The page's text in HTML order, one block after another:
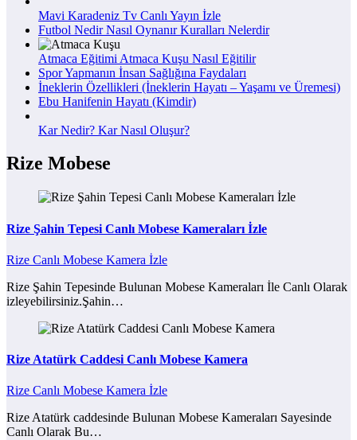
Mavi Karadeniz Tv Canlı Yayın İzle
Futbol Nedir Nasıl Oynanır Kuralları Nelerdir
Atmaca Eğitimi Atmaca Kuşu Nasıl Eğitilir
Spor Yapmanın İnsan Sağlığına Faydaları
İneklerin Özellikleri (İneklerin Hayatı – Yaşamı ve Üremesi)
Ebu Hanifenin Hayatı (Kimdir)
Kar Nedir? Kar Nasıl Oluşur?
Rize Mobese
Rize Şahin Tepesi Canlı Mobese Kameraları İzle
Rize Canlı Mobese Kamera İzle
Rize Şahin Tepesinde Bulunan Mobese Kameraları İle Canlı Olarak
izleyebilirsiniz.Şahin…
Rize Atatürk Caddesi Canlı Mobese Kamera
Rize Canlı Mobese Kamera İzle
Rize Atatürk caddesinde Bulunan Mobese Kameraları Sayesinde
Canlı Olarak Bu…